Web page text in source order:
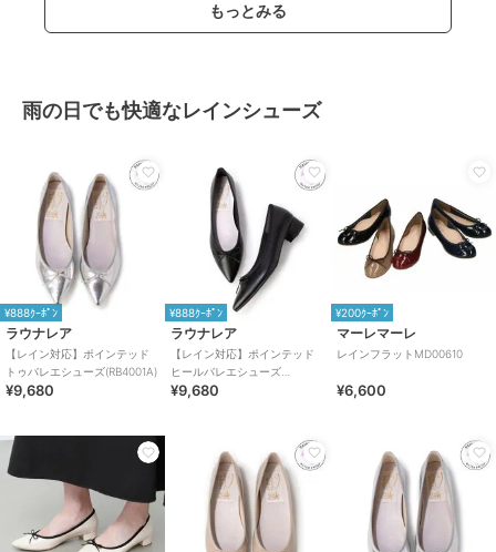
もっとみる
雨の日でも快適なレインシューズ
¥888ｸｰﾎﾟﾝ
ラウナレア
【レイン対応】ポインテッド
トゥバレエシューズ(RB4001A)
¥9,680
¥888ｸｰﾎﾟﾝ
ラウナレア
【レイン対応】ポインテッド
ヒールバレエシューズ
(RB9001A)
¥9,680
¥200ｸｰﾎﾟﾝ
マーレマーレ
レインフラットMD00610
¥6,600